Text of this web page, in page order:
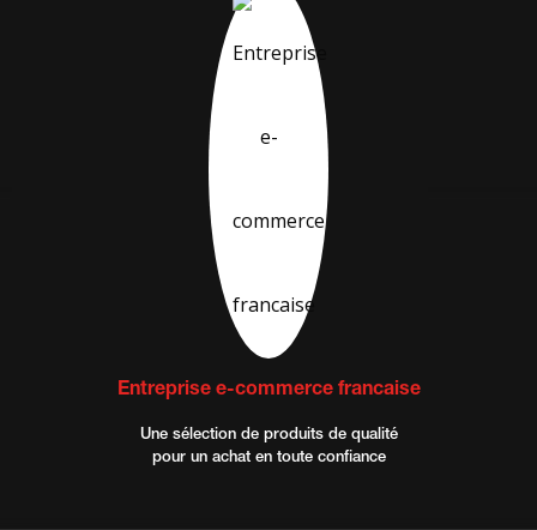
Entreprise e-commerce francaise
Une sélection de produits de qualité
pour un achat en toute confiance